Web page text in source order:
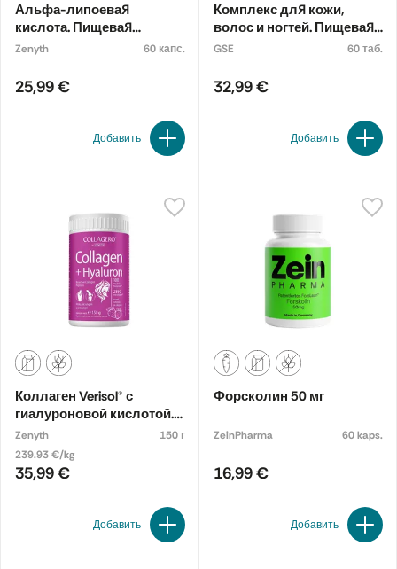
Альфа-липоевая
кислота. Пищевая
добавка
Zenyth 60 капс.
25,99 €
Добавить
Комплекс для кожи,
волос и ногтей. Пищевая
добавка, органическая
GSE 60 таб.
32,99 €
Добавить
Коллаген Verisol® с
гиалуроновой кислотой.
Пищевая добавка
Zenyth
150 г
239.93 €/kg
35,99 €
Добавить
Форсколин 50 мг
ZeinPharma 60 kaps.
16,99 €
Добавить